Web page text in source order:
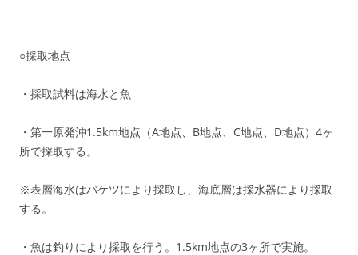
○採取地点
・採取試料は海水と魚
・第一原発沖1.5km地点（A地点、B地点、C地点、D地点）4ヶ
所で採取する。
※表層海水はバケツにより採取し、海底層は採水器により採取
する。
・魚は釣りにより採取を行う。1.5km地点の3ヶ所で実施。